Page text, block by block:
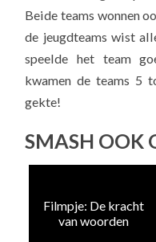
Beide teams wonnen
de jeugdteams wist
speelde het team
kwamen de teams 5
gekte!
SMASH OOK
Filmpje: De kracht
van woorden